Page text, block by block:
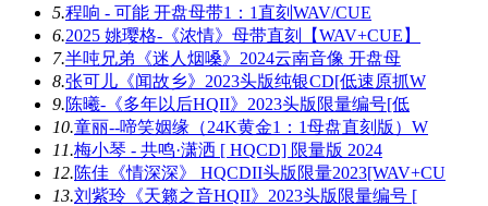
5.程响 - 可能 开盘母带1：1直刻WAV/CUE
6.2025 姚璎格-《浓情》母带直刻【WAV+CUE】
7.半吨兄弟《迷人烟嗓》2024云南音像 开盘母
8.张可儿《闻故乡》2023头版纯银CD[低速原抓W
9.陈曦-《多年以后HQII》2023头版限量编号[低
10.童丽--啼笑姻缘（24K黄金1：1母盘直刻版）W
11.梅小琴 - 共鸣·潇洒 [ HQCD] 限量版 2024
12.陈佳《情深深》 HQCDII头版限量2023[WAV+CU
13.刘紫玲《天籁之音HQII》2023头版限量编号 [